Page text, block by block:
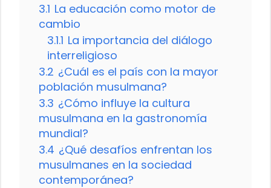
3.1 La educación como motor de
cambio
3.1.1 La importancia del diálogo
interreligioso
3.2 ¿Cuál es el país con la mayor
población musulmana?
3.3 ¿Cómo influye la cultura
musulmana en la gastronomía
mundial?
3.4 ¿Qué desafíos enfrentan los
musulmanes en la sociedad
contemporánea?